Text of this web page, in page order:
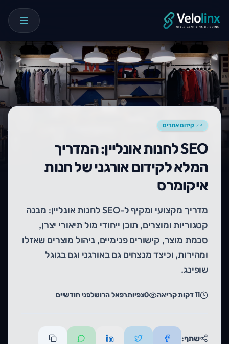
קידום אתרים
SEO לחנות אונליין: המדריך
המלא לקידום אורגני של חנות
איקומרס
מדריך מקצועי ומקיף ל-SEO לחנות אונליין: מבנה
קטגוריות ומוצרים, תוכן ייחודי מול תיאורי יצרן,
סכמת מוצר, קישורים פנימיים, ניהול מוצרים שאזלו
ומהירות, וכיצד מנצחים גם באורגני וגם בגוגל
שופינג.
11דקות קריאה 0צפיותרפאל הרושלפני חודשיים
שתף: